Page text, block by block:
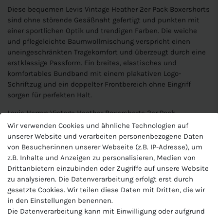
Diese bequemen Levis Vintage Heather 2er Pack Boxershorts
sind ohne störende Gesäßnaht gefertigt und punkten mit
einer sportlichen Optik und trendigen Farben. Die weiche
und pflegeleichte Baumwollmischung verspricht einen
uneingeschränkten Tragekomfort und überzeugt durch eine
erstklassige Passform. Ein breites, elastisches und
komfortables Bundband mit einem plakativen Logo-
Schriftzug und ein doppelter Frontbereich ohne Eingriff
sorgen für perfekten Halt.
Levis Herren Vintage Heather Boxershorts 2er Pack
Artikelnummer: 100001150
Material: 95% Baumwolle, 5% Elasthan
Paßform: Komfort Passform
Bequemer und elsastischer Bund mit Levis Logo
Materialmix aus super weichem Baumwollstrech
Wir verwenden Cookies und ähnliche Technologien auf
unserer Website und verarbeiten personenbezogene Daten
von Besucher:innen unserer Webseite (z.B. IP-Adresse), um
z.B. Inhalte und Anzeigen zu personalisieren, Medien von
Drittanbietern einzubinden oder Zugriffe auf unsere Website
zu analysieren. Die Datenverarbeitung erfolgt erst durch
gesetzte Cookies. Wir teilen diese Daten mit Dritten, die wir
in den Einstellungen benennen.
Die Datenverarbeitung kann mit Einwilligung oder aufgrund